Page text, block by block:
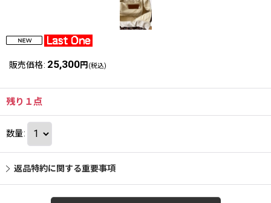
販売価格: 25,300円 (税込)
残り１点
数量:
返品特約に関する重要事項